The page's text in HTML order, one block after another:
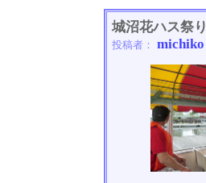
城沼花ハス祭り
投稿者： michiko